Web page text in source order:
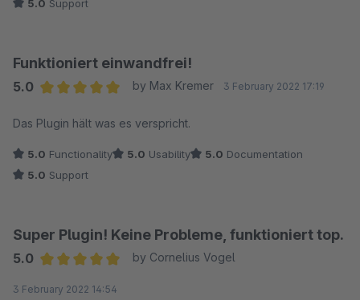
5.0 Support
Funktioniert einwandfrei!
5.0
by Max Kremer 3 February 2022 17:19
Das Plugin hält was es verspricht.
5.0 Functionality 5.0 Usability 5.0 Documentation
5.0 Support
Super Plugin! Keine Probleme, funktioniert top.
5.0
by Cornelius Vogel
3 February 2022 14:54